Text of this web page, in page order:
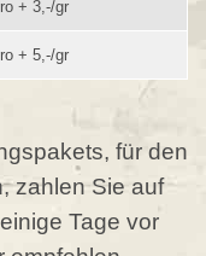
+ 3,-/gr
+ 5,-/gr
für den
zahlen Sie auf
Tage vor